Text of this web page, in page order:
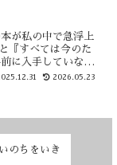
が私の中で急浮上
『すべては今のた
に入手していなが
、今春...2026.05.23
のちをいき